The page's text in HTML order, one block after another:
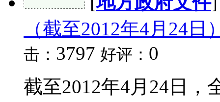
（截至2012年4月24日
击： 3797 好评： 0
截至2012年4月24日，